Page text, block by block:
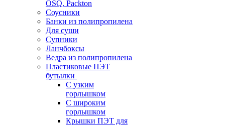
OSQ, Packton
Соусники
Банки из полипропилена
Для суши
Супники
Ланчбоксы
Ведра из полипропилена
Пластиковые ПЭТ
бутылки
С узким
горлышком
С широким
горлышком
Крышки ПЭТ для